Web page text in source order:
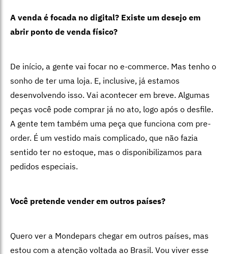
A venda é focada no digital? Existe um desejo em
abrir ponto de venda físico?
De início, a gente vai focar no e-commerce. Mas tenho o
sonho de ter uma loja. E, inclusive, já estamos
desenvolvendo isso. Vai acontecer em breve. Algumas
peças você pode comprar já no ato, logo após o desfile.
A gente tem também uma peça que funciona com pre-
order. É um vestido mais complicado, que não fazia
sentido ter no estoque, mas o disponibilizamos para
pedidos especiais.
Você pretende vender em outros países?
Quero ver a Mondepars chegar em outros países, mas
estou com a atenção voltada ao Brasil. Vou viver esse